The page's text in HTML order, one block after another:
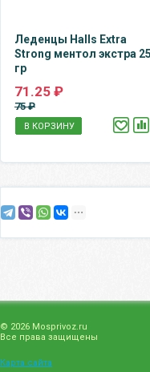
Леденцы Halls Extra
Strong ментол экстра 25
гр
71.25 ₽
75 ₽
В КОРЗИНУ
© 2026 Mosprivoz.ru
Все права защищены
Карта сайта